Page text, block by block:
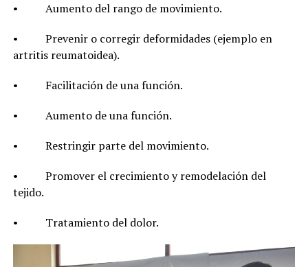
• Aumento del rango de movimiento.
• Prevenir o corregir deformidades (ejemplo en
artritis reumatoidea).
• Facilitación de una función.
• Aumento de una función.
• Restringir parte del movimiento.
• Promover el crecimiento y remodelación del
tejido.
• Tratamiento del dolor.